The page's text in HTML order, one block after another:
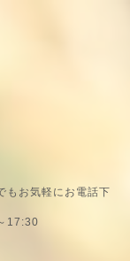
もお気軽にお電話下
17:30